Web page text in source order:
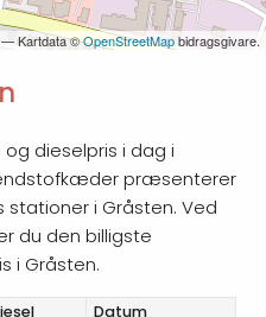
— Kartdata ©OpenStreetMapbidragsgivare.
dieselpris i dag i
præsenterer
i Gråsten. Ved
du den billigste
i Gråsten.
Datum